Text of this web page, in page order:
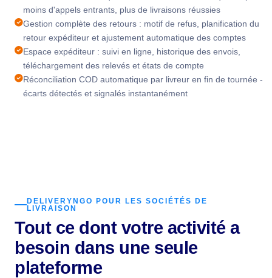
moins d'appels entrants, plus de livraisons réussies
Gestion complète des retours : motif de refus, planification du
retour expéditeur et ajustement automatique des comptes
Espace expéditeur : suivi en ligne, historique des envois,
téléchargement des relevés et états de compte
Réconciliation COD automatique par livreur en fin de tournée -
écarts détectés et signalés instantanément
DELIVERYNGO POUR LES SOCIÉTÉS DE
LIVRAISON
Tout ce dont votre activité a
besoin dans une seule
plateforme